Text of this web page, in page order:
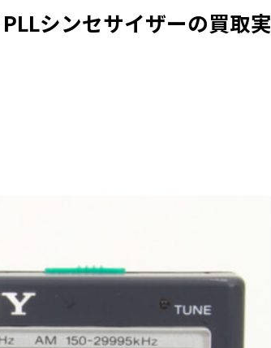
シンセサイザーの買取実